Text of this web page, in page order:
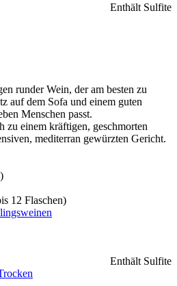
Enthält Sulfite
runder Wein, der am besten zu
auf dem Sofa und einem guten
Menschen passt.
zu einem kräftigen, geschmorten
mediterran gewürzten Gericht.
12 Flaschen)
Enthält Sulfite